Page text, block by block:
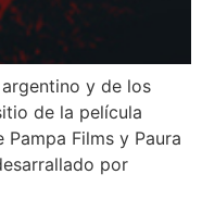
y de los
de la película
Films y Paura
por